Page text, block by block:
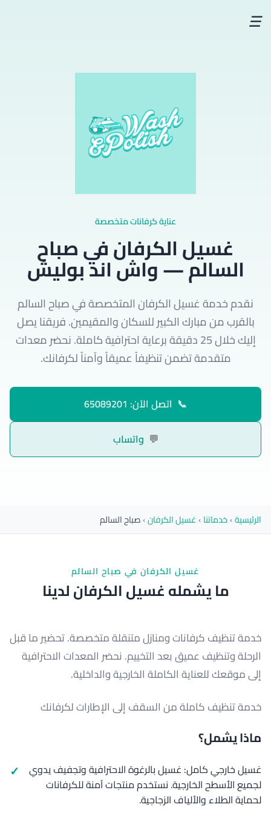
☰
عناية كرفانات متخصصة
غسيل الكرفان في صباح
السالم — واش اند بوليش
نقدم خدمة غسيل الكرفان المتخصصة في صباح السالم
بالقرب من مبارك الكبير للسكان والمقيمين. فريقنا يصل
إليك خلال 25 دقيقة برعاية احترافية كاملة. نحضر معدات
متقدمة تضمن تنظيفاً عميقاً وآمناً لكرفانك.
📞 اتصل الآن: 65089201
💬 واتساب
الرئيسية›خدماتنا›غسيل الكرفان›صباح السالم
غسيل الكرفان في صباح السالم
ما يشمله غسيل الكرفان لدينا
خدمة تنظيف كرفانات ومنازل متنقلة متخصصة. تحضير ما قبل
الرحلة وتنظيف عميق بعد التخييم. نحضر المعدات الاحترافية
إلى موقعك للعناية الكاملة الخارجية والداخلية.
خدمة تنظيف كاملة من السقف إلى الإطارات لكرفانك
ماذا يشمل؟
غسيل خارجي كامل: غسيل بالرغوة الاحترافية وتجفيف يدوي
لجميع الأسطح الخارجية. نستخدم منتجات آمنة للكرفانات
لحماية الطلاء والألياف الزجاجية.